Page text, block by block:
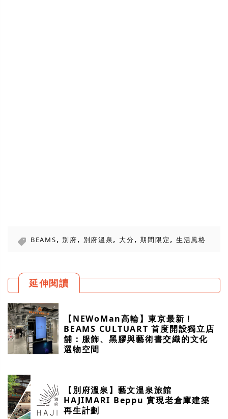
BEAMS, 別府, 別府溫泉, 大分, 期間限定, 生活風格
延伸閱讀
【NEWoMan高輪】東京最新！
BEAMS CULTUART 首度開設獨立店
舖：服飾、黑膠與藝術書交織的文化
選物空間
【別府溫泉】藝文溫泉旅館
HAJIMARI Beppu 實現老倉庫建築
再生計劃